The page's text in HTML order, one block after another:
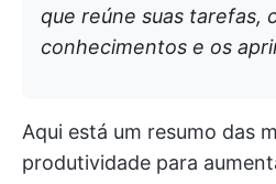
que reúne suas tarefas,
conhecimentos e os
Aqui está um resumo das
produtividade para